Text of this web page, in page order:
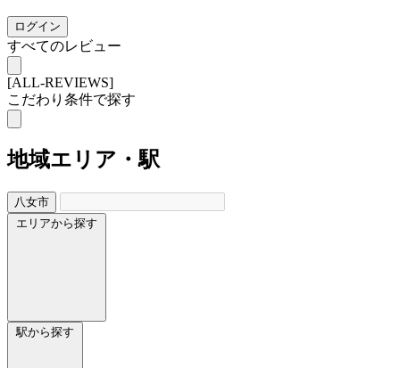
ログイン
すべてのレビュー
[ALL-REVIEWS]
こだわり条件で探す
地域エリア・駅
八女市
エリアから探す
駅から探す